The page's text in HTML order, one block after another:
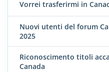
Vorrei trasferirmi in
Nuovi utenti del forum
2025
Riconoscimento titoli
Canada